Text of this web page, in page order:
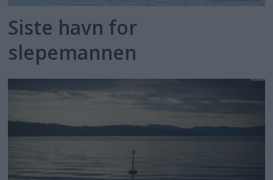
Siste havn for
slepemannen